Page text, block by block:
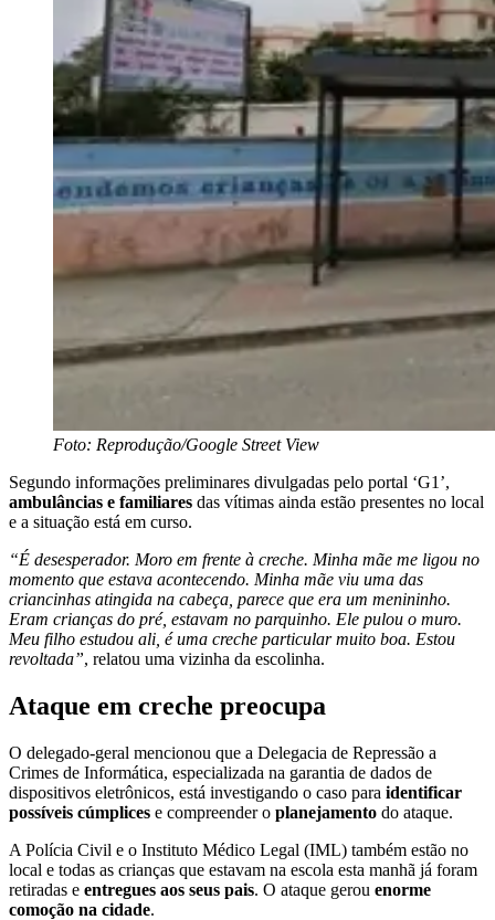
Foto: Reprodução/Google Street View
Segundo informações preliminares divulgadas pelo portal ‘G1’,
ambulâncias e familiares das vítimas ainda estão presentes no local
e a situação está em curso.
“É desesperador. Moro em frente à creche. Minha mãe me ligou no
momento que estava acontecendo. Minha mãe viu uma das
criancinhas atingida na cabeça, parece que era um menininho.
Eram crianças do pré, estavam no parquinho. Ele pulou o muro.
Meu filho estudou ali, é uma creche particular muito boa. Estou
revoltada”, relatou uma vizinha da escolinha.
Ataque em creche preocupa
O delegado-geral mencionou que a Delegacia de Repressão a
Crimes de Informática, especializada na garantia de dados de
dispositivos eletrônicos, está investigando o caso para identificar
possíveis cúmplices e compreender o planejamento do ataque.
A Polícia Civil e o Instituto Médico Legal (IML) também estão no
local e todas as crianças que estavam na escola esta manhã já foram
retiradas e entregues aos seus pais. O ataque gerou enorme
comoção na cidade.